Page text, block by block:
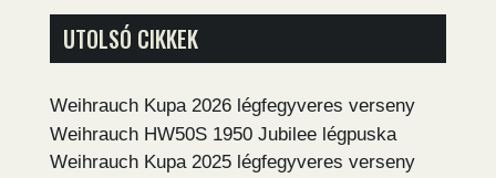
UTOLSÓ CIKKEK
Weihrauch Kupa 2026 légfegyveres verseny
Weihrauch HW50S 1950 Jubilee légpuska
Weihrauch Kupa 2025 légfegyveres verseny